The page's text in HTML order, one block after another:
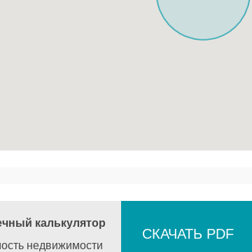
калькулятор
недвижимости
СКАЧАТЬ PDF